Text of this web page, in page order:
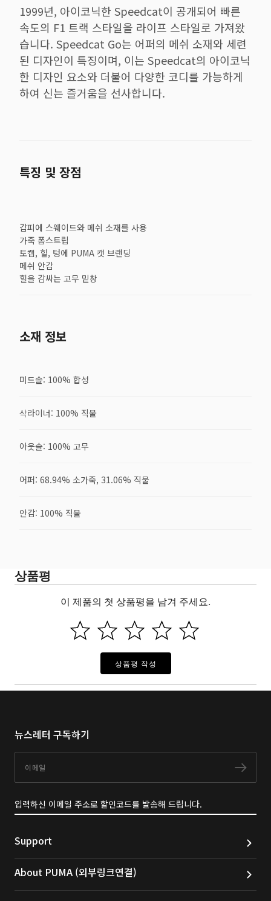
1999년, 아이코닉한 Speedcat이 공개되어 빠른
속도의 F1 트랙 스타일을 라이프 스타일로 가져왔
습니다. Speedcat Go는 어퍼의 메쉬 소재와 세련
된 디자인이 특징이며, 이는 Speedcat의 아이코닉
한 디자인 요소와 더불어 다양한 코디를 가능하게
하여 신는 즐거움을 선사합니다.
특징 및 장점
갑피에 스웨이드와 메쉬 소재를 사용
가죽 폼스트립
토캡, 힐, 텅에 PUMA 캣 브랜딩
메쉬 안감
힐을 감싸는 고무 밑창
소재 정보
미드솔: 100% 합성
삭라이너: 100% 직물
아웃솔: 100% 고무
어퍼: 68.94% 소가죽, 31.06% 직물
안감: 100% 직물
상품평
이 제품의 첫 상품평을 남겨 주세요.
상품평 작성
뉴스레터 구독하기
구독
입력하신 이메일 주소로 할인코드를 발송해 드립니다.
Support
About PUMA (외부링크연결)